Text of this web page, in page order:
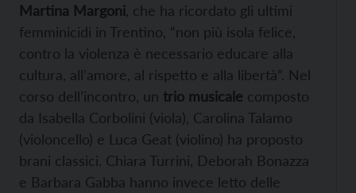
Martina Margoni , che ha ricordato gli ultimi
femminicidi in Trentino, “non più isola felice,
contro la violenza è necessario educare alla
cultura, all’amore, al rispetto e alla libertà”. Nel
corso dell’incontro, un trio musicale composto
da Isabella Corbolini (viola), Carolina Talamo
(violoncello) e Luca Geat (violino) ha proposto
brani classici. Chiara Turrini, Deborah Bonazza
e Barbara Gabba hanno invece letto delle